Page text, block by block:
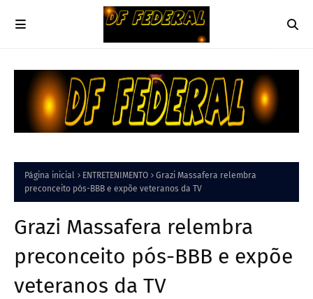
Página inicial ENTRETENIMENTO
Grazi Massafera relembra
preconceito pós-BBB e expõe veteranos da TV
Grazi Massafera relembra
preconceito pós-BBB e expõe
veteranos da TV